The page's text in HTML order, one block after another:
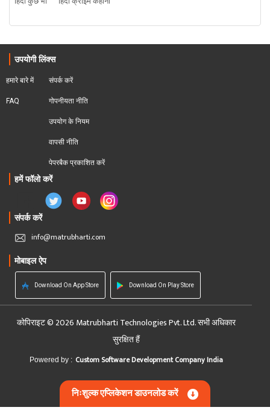
उपयोगी लिंक्स
हमारे बारे में
FAQ
संपर्क करें
गोपनीयता नीति
उपयोग के नियम
वापसी नीति
पेपरबैक प्रकाशित करें
हमें फॉलो करें
संपर्क करें
info@matrubharti.com
मोबाइल ऐप
Download On App Store Download On Play Store
कोपिराइट © 2026 Matrubharti Technologies Pvt. Ltd. सभी अधिकार
सुरक्षित हैं
Powered by : Custom Software Development Company India
निःशुल्क एप्लिकेशन डाउनलोड करें